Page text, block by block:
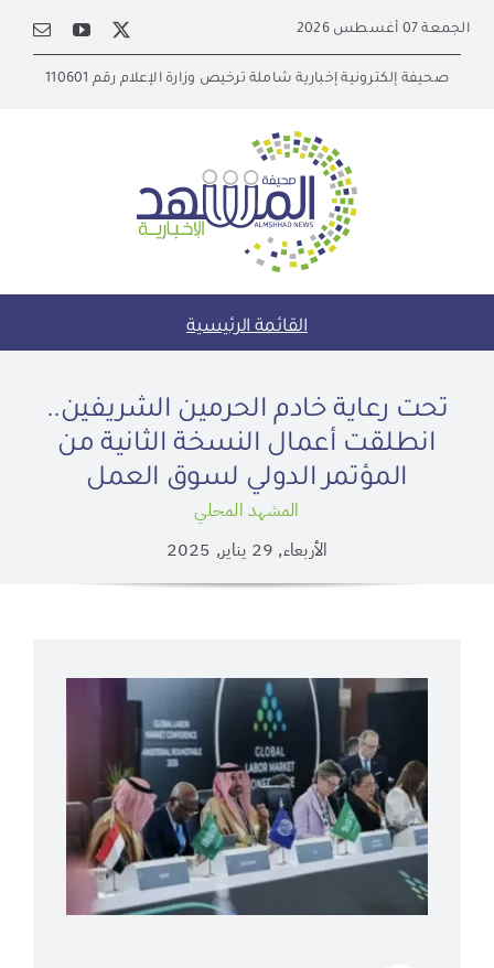
content
الجمعة 07 أغسطس 2026
صحيفة إلكترونية إخبارية شاملة ترخيص وزارة الإعلام رقم 110601
القائمة الرئيسية
تحت رعاية خادم الحرمين الشريفين..
انطلقت أعمال النسخة الثانية من
المؤتمر الدولي لسوق العمل
المشهد المحلي
الأربعاء, 29 يناير, 2025